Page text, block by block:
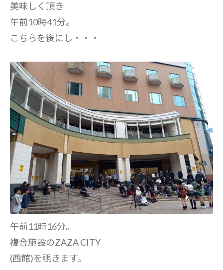
美味しく頂き
午前10時41分。
こちらを後にし・・・
午前11時16分。
複合施設のZAZA CITY
(西館)を覗きます。